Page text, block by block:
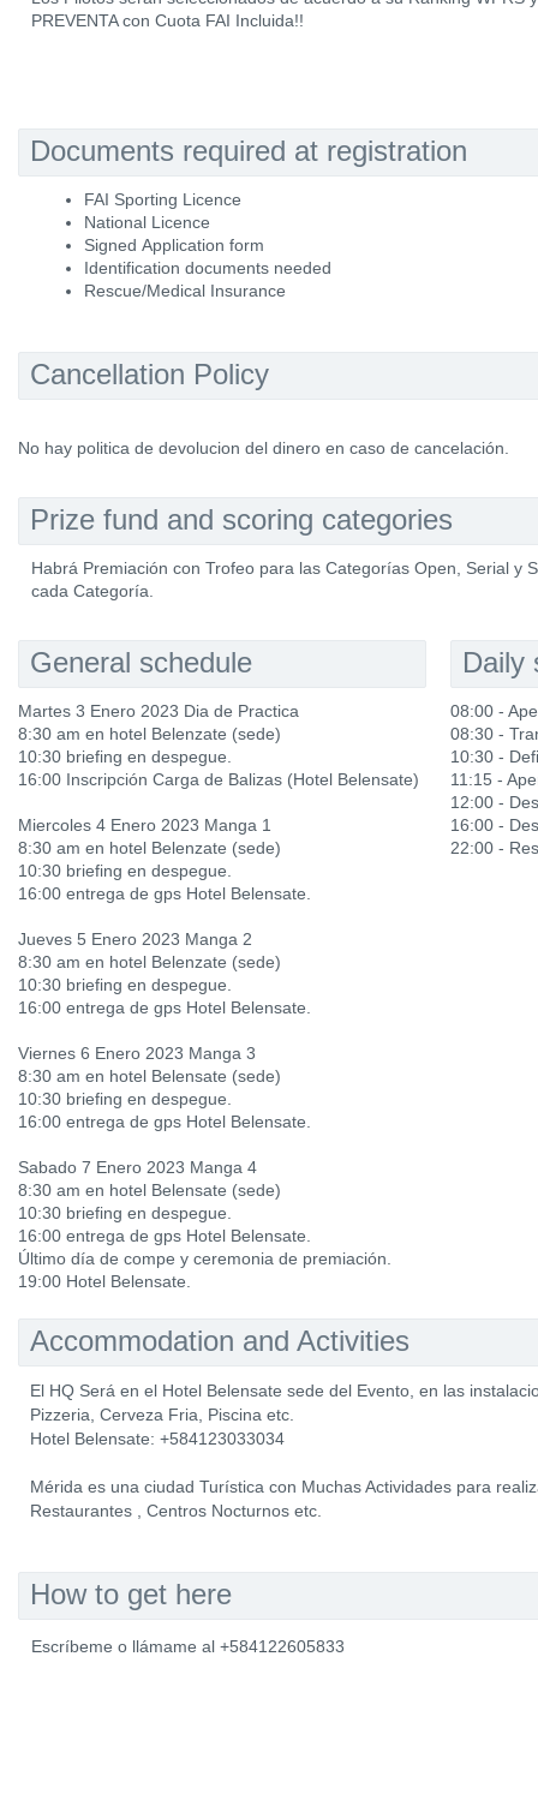
PREVENTA con Cuota FAI Incluida!!
Documents required at registration
FAI Sporting Licence
National Licence
Signed Application form
Identification documents needed
Rescue/Medical Insurance
Cancellation Policy
No hay politica de devolucion del dinero en caso de cancelación.
Prize fund and scoring categories
Habrá Premiación con Trofeo para las Categorías Open, Serial y
cada Categoría.
General schedule
Martes 3 Enero 2023 Dia de Practica
8:30 am en hotel Belenzate (sede)
10:30 briefing en despegue.
16:00 Inscripción Carga de Balizas (Hotel Belensate)
Miercoles 4 Enero 2023 Manga 1
8:30 am en hotel Belenzate (sede)
10:30 briefing en despegue.
16:00 entrega de gps Hotel Belensate.
Jueves 5 Enero 2023 Manga 2
8:30 am en hotel Belenzate (sede)
10:30 briefing en despegue.
16:00 entrega de gps Hotel Belensate.
Viernes 6 Enero 2023 Manga 3
8:30 am en hotel Belensate (sede)
10:30 briefing en despegue.
16:00 entrega de gps Hotel Belensate.
Sabado 7 Enero 2023 Manga 4
8:30 am en hotel Belensate (sede)
10:30 briefing en despegue.
16:00 entrega de gps Hotel Belensate.
Último día de compe y ceremonia de premiación.
19:00 Hotel Belensate.
Daily
08:00 -
08:30 -
10:30 -
11:15 -
12:00 -
16:00 -
22:00 -
Accommodation and Activities
El HQ Será en el Hotel Belensate sede del Evento, en las
Pizzeria, Cerveza Fria, Piscina etc.
Hotel Belensate: +584123033034
Mérida es una ciudad Turística con Muchas Actividades para
Restaurantes , Centros Nocturnos etc.
How to get here
Escríbeme o llámame al +584122605833